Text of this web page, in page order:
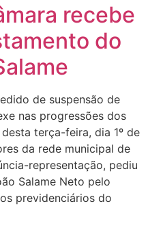
recebe
do
de suspensão de
nas progressões dos
terça-feira, dia 1º de
da rede municipal de
representação, pediu
Salame Neto pelo
previdenciários do